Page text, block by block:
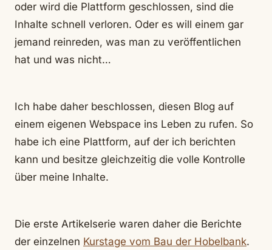
oder wird die Plattform geschlossen, sind die
Inhalte schnell verloren. Oder es will einem gar
jemand reinreden, was man zu veröffentlichen
hat und was nicht…
Ich habe daher beschlossen, diesen Blog auf
einem eigenen Webspace ins Leben zu rufen. So
habe ich eine Plattform, auf der ich berichten
kann und besitze gleichzeitig die volle Kontrolle
über meine Inhalte.
Die erste Artikelserie waren daher die Berichte
der einzelnen Kurstage vom Bau der Hobelbank.